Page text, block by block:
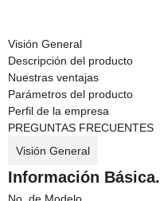
Visión General
Descripción del producto
Nuestras ventajas
Parámetros del producto
Perfil de la empresa
PREGUNTAS FRECUENTES
Visión General
Información Básica.